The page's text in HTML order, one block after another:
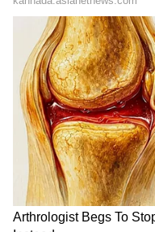
Shetty speech |
ಶೇ.50 ರಿಂದ ಶೇ.18
ಟ್ರಂಪ್ ಐತಿಹಾಸಿಕ
Trade Deal | Party